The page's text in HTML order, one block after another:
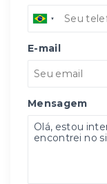
E-mail
Mensagem